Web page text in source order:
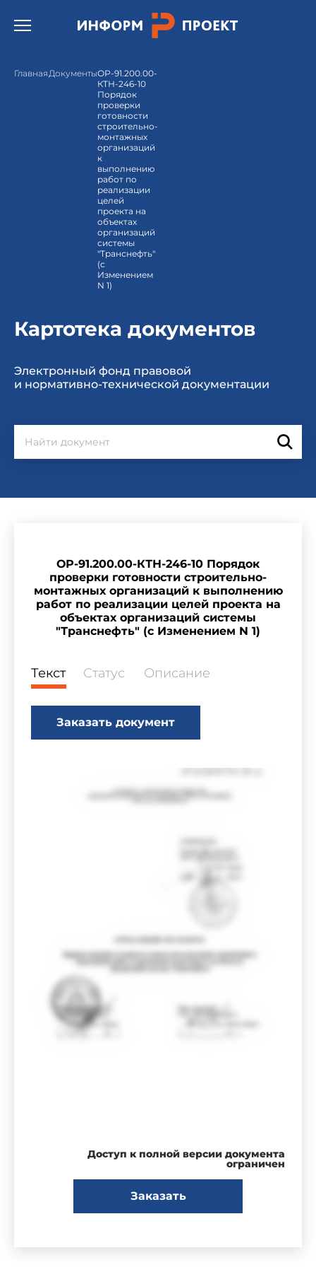
Открыть бургер меню.
ГлавнаяДокументыОР-91.200.00-
КТН-246-10
Порядок
проверки
готовности
строительно-
монтажных
организаций
к
выполнению
работ по
реализации
целей
проекта на
объектах
организаций
системы
"Транснефть"
(с
Изменением
N 1)
Картотека документов
Электронный фонд правовой
и нормативно-технической документации
ОР-91.200.00-КТН-246-10 Порядок
проверки готовности строительно-
монтажных организаций к выполнению
работ по реализации целей проекта на
объектах организаций системы
"Транснефть" (с Изменением N 1)
Текст Статус Описание
Заказать документ
Доступ к полной версии документа
ограничен
Заказать